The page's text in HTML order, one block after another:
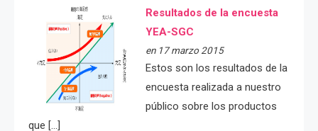
Resultados de la encuesta
YEA-SGC
en 17 marzo 2015
Estos son los resultados de la
encuesta realizada a nuestro
público sobre los productos
que […]